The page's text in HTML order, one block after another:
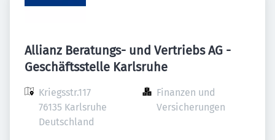
Allianz Beratungs- und Vertriebs AG -
Geschäftsstelle Karlsruhe
Kriegsstr.117
76135 Karlsruhe
Deutschland
Finanzen und
Versicherungen